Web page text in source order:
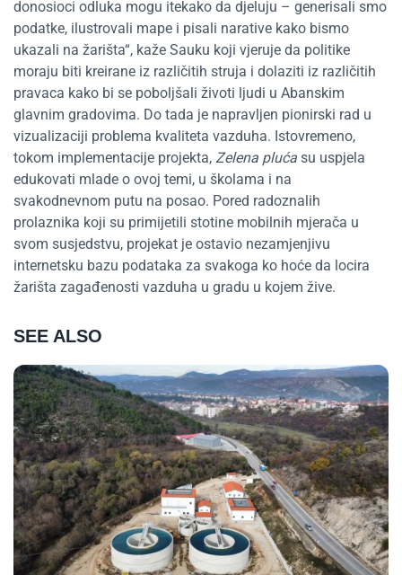
donosioci odluka mogu itekako da djeluju – generisali smo
podatke, ilustrovali mape i pisali narative kako bismo
ukazali na žarišta“, kaže Sauku koji vjeruje da politike
moraju biti kreirane iz različitih struja i dolaziti iz različitih
pravaca kako bi se poboljšali životi ljudi u Abanskim
glavnim gradovima. Do tada je napravljen pionirski rad u
vizualizaciji problema kvaliteta vazduha. Istovremeno,
tokom implementacije projekta, Zelena pluća su uspjela
edukovati mlade o ovoj temi, u školama i na
svakodnevnom putu na posao. Pored radoznalih
prolaznika koji su primijetili stotine mobilnih mjerača u
svom susjedstvu, projekat je ostavio nezamjenjivu
internetsku bazu podataka za svakoga ko hoće da locira
žarišta zagađenosti vazduha u gradu u kojem žive.
SEE ALSO